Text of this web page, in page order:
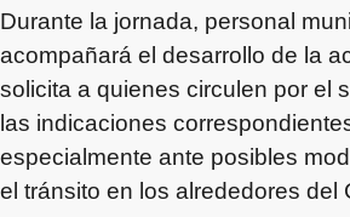
Durante la jornada, personal
acompañará el desarrollo de la
solicita a quienes circulen por el
las indicaciones
especialmente ante posibles
el tránsito en los alrededores del